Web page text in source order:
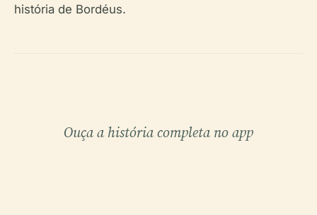
história de Bordéus.
Ouça a história completa no app